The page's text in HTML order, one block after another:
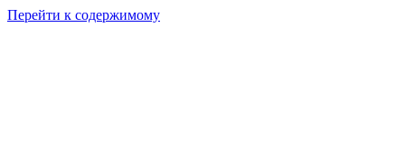
Перейти к содержимому